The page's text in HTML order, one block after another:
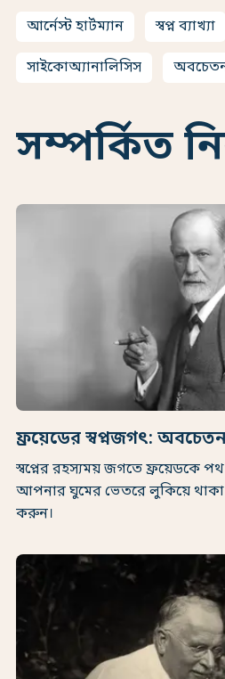
আর্নেস্ট হার্টম্যান স্বপ্ন ব্যাখ্যা
সাইকোঅ্যানালিসিস
সম্পর্কিত
ফ্রয়েডের স্বপ্নজগৎ:
স্বপ্নের রহস্যময় জগতে ফ্রয়েডকে
আপনার ঘুমের ভেতরে লুকিয়ে
করুন।